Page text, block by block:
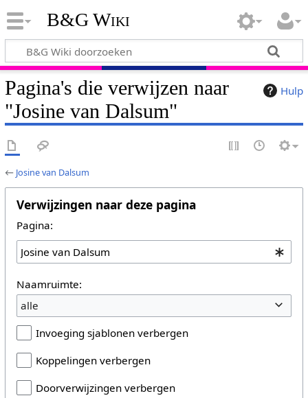
B&G Wiki
Hulp
Pagina's die verwijzen naar
"Josine van Dalsum"
← Josine van Dalsum
Verwijzingen naar deze pagina
Pagina:
Naamruimte:
alle
Invoeging sjablonen verbergen
Koppelingen verbergen
Doorverwijzingen verbergen